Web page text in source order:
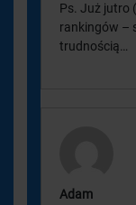
Ps. Już jutro
rankingów –
trudnością…
Adam